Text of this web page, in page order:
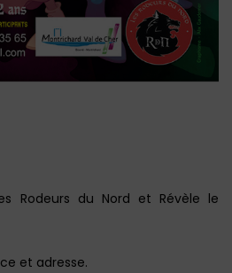
Rodeurs du Nord et Révèle le
et adresse.